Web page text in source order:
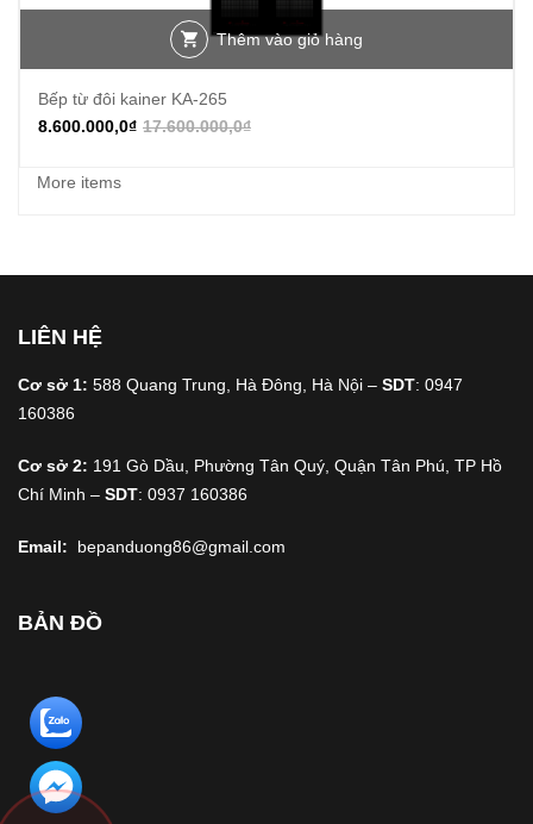
Thêm vào giỏ hàng
Bếp từ đôi kainer KA-265
17.600.000,0₫
8.600.000,0₫
More items
LIÊN HỆ
Cơ sở 1: 588 Quang Trung, Hà Đông, Hà Nội – SDT: 0947
160386
Cơ sở 2: 191 Gò Dầu, Phường Tân Quý, Quận Tân Phú, TP Hồ
Chí Minh – SDT: 0937 160386
Email: bepanduong86@gmail.com
BẢN ĐỒ